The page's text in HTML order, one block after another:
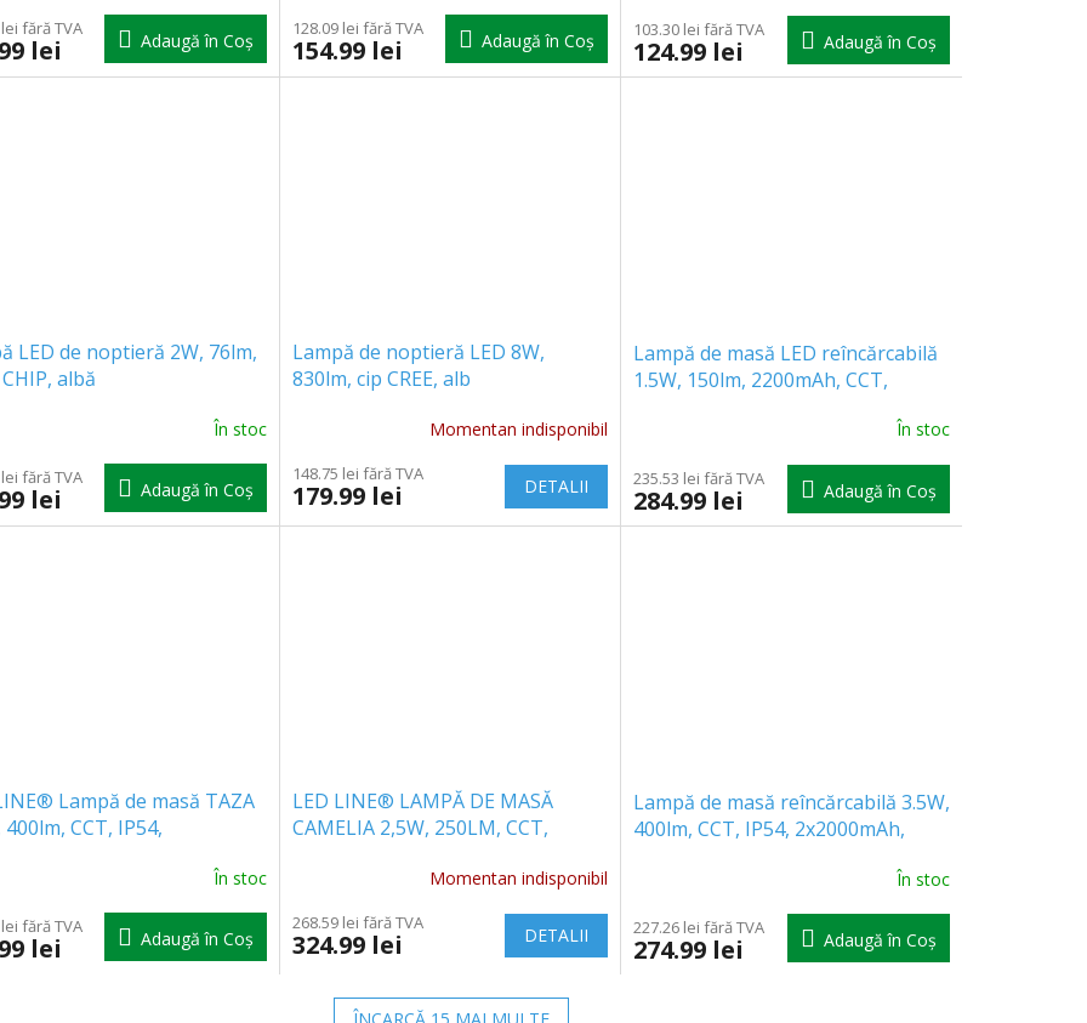
fără TVA
lei Adaugă în Coş
128.09 lei fără TVA
154.99 lei Adaugă în Coş
103.30 lei fără TVA
124.99 lei Adaugă în Coş
LED de noptieră 2W, 76lm,
CHIP, albă
În stoc
fără TVA
lei Adaugă în Coş
Lampă de noptieră LED 8W,
830lm, cip CREE, alb
Momentan indisponibil
148.75 lei fără TVA
179.99 lei DETALII
Lampă de masă LED reîncărcabilă
1.5W, 150lm, 2200mAh, CCT,
În stoc
235.53 lei fără TVA
284.99 lei Adaugă în Coş
Lampă de masă TAZA
400lm, CCT, IP54,
În stoc
fără TVA
lei Adaugă în Coş
LED LINE® LAMPĂ DE MASĂ
CAMELIA 2,5W, 250LM, CCT,
NEGRU, 1+1 gratis! [204423]
Momentan indisponibil
268.59 lei fără TVA
324.99 lei DETALII
Lampă de masă reîncărcabilă 3.5W,
400lm, CCT, IP54, 2x2000mAh,
În stoc
227.26 lei fără TVA
274.99 lei Adaugă în Coş